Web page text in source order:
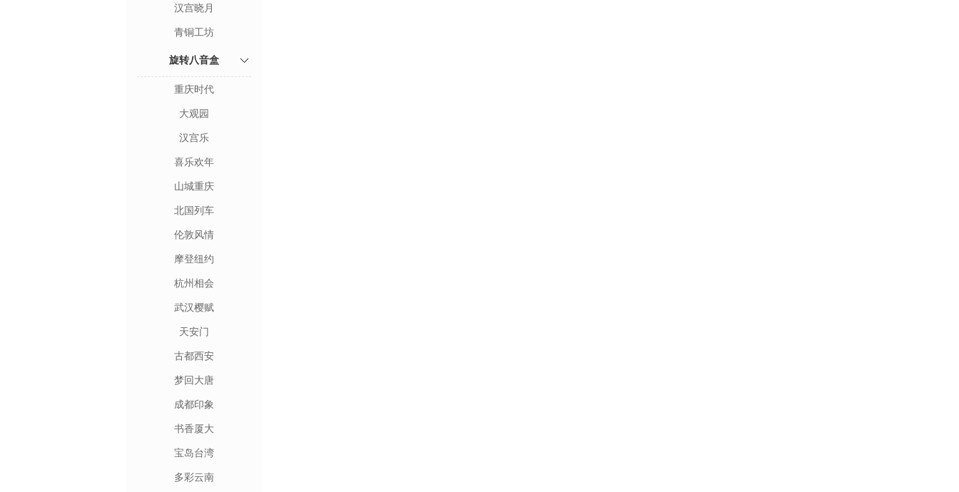
汉宫晓月
青铜工坊
旋转八音盒
重庆时代
大观园
汉宫乐
喜乐欢年
山城重庆
北国列车
伦敦风情
摩登纽约
杭州相会
武汉樱赋
天安门
古都西安
梦回大唐
成都印象
书香厦大
宝岛台湾
多彩云南